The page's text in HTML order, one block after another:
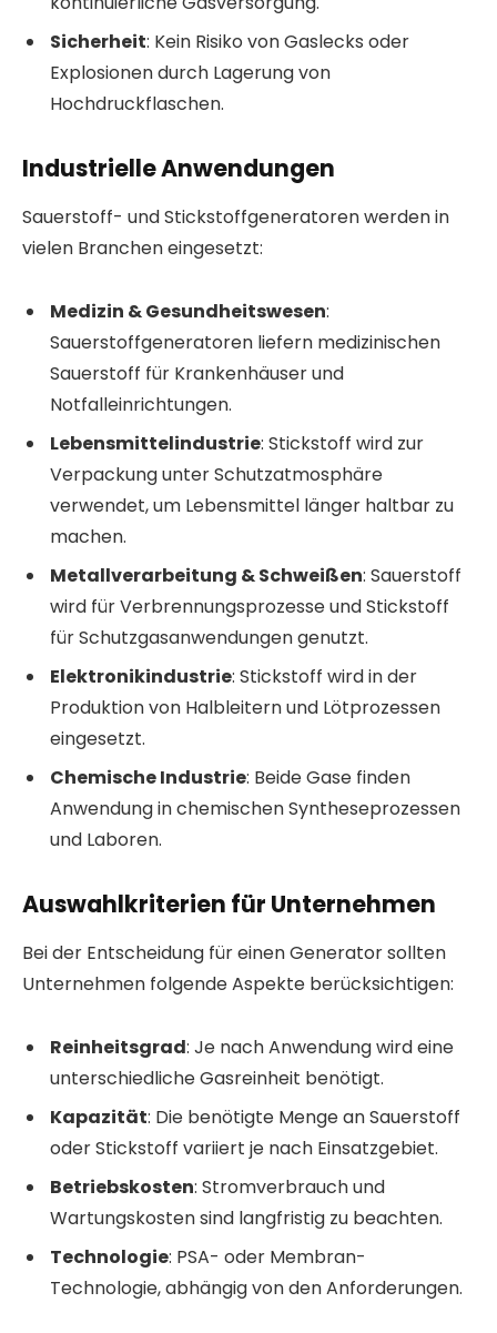
Sicherheit: Kein Risiko von Gaslecks oder
Explosionen durch Lagerung von
Hochdruckflaschen.
Industrielle Anwendungen
Sauerstoff- und Stickstoffgeneratoren werden in
vielen Branchen eingesetzt:
Medizin & Gesundheitswesen:
Sauerstoffgeneratoren liefern medizinischen
Sauerstoff für Krankenhäuser und
Notfalleinrichtungen.
Lebensmittelindustrie: Stickstoff wird zur
Verpackung unter Schutzatmosphäre
verwendet, um Lebensmittel länger haltbar zu
machen.
Metallverarbeitung & Schweißen: Sauerstoff
wird für Verbrennungsprozesse und Stickstoff
für Schutzgasanwendungen genutzt.
Elektronikindustrie: Stickstoff wird in der
Produktion von Halbleitern und Lötprozessen
eingesetzt.
Chemische Industrie: Beide Gase finden
Anwendung in chemischen Syntheseprozessen
und Laboren.
Auswahlkriterien für Unternehmen
Bei der Entscheidung für einen Generator sollten
Unternehmen folgende Aspekte berücksichtigen:
Reinheitsgrad: Je nach Anwendung wird eine
unterschiedliche Gasreinheit benötigt.
Kapazität: Die benötigte Menge an Sauerstoff
oder Stickstoff variiert je nach Einsatzgebiet.
Betriebskosten: Stromverbrauch und
Wartungskosten sind langfristig zu beachten.
Technologie: PSA- oder Membran-
Technologie, abhängig von den Anforderungen.